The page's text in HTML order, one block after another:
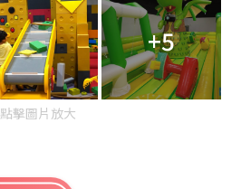
+5
點擊圖片放大